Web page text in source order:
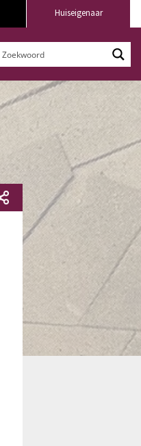
Huiseigenaar